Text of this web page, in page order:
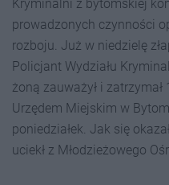
Kryminalni z bytomskiej
prowadzonych czynności
rozboju. Już w niedzielę
Policjant Wydziału
żoną zauważył i
Urzędem Miejskim w
poniedziałek. Jak się
uciekł z Młodzieżowego